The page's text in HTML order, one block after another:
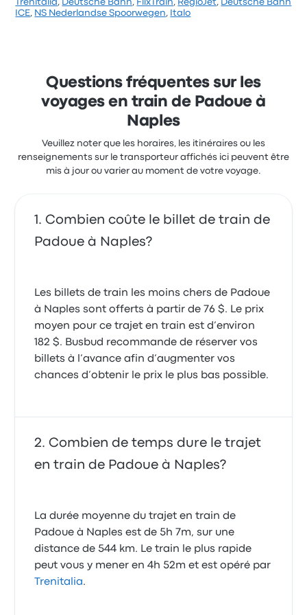
Sur un total de 27 avis, la compagnie a reçu la note
commencer à 100 $
Trenitalia, Deutsche Bahn, FlixTrain, RegioJet, Deutsche Bahn
ICE, NS Nederlandse Spoorwegen, Italo
Questions fréquentes sur les
voyages en train de Padoue à
Naples
Veuillez noter que les horaires, les itinéraires ou les
renseignements sur le transporteur affichés ici peuvent être
mis à jour ou varier au moment de votre voyage.
Combien coûte le billet de train de
Padoue à Naples?
Les billets de train les moins chers de Padoue
à Naples sont offerts à partir de 76 $. Le prix
moyen pour ce trajet en train est d’environ
182 $. Busbud recommande de réserver vos
billets à l’avance afin d’augmenter vos
chances d’obtenir le prix le plus bas possible.
Combien de temps dure le trajet
en train de Padoue à Naples?
La durée moyenne du trajet en train de
Padoue à Naples est de 5h 7m, sur une
distance de 544 km. Le train le plus rapide
peut vous y mener en 4h 52m et est opéré par
Trenitalia.